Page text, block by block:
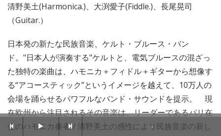
清野美土(Harmonica.)、大渕愛子(Fiddle.)、長尾晃司
（Guitar.）
日本発の新たな民族音楽、ケルト・ブルース・バン
ド。"日本人が演奏する"ケルトと、電気ブルースの混ざっ
た独特の楽曲は、ハモニカ＋フィドル＋ギターから想像す
る“アコースティック”というイメージを越えて、10万人の
会場を踊らせるパワフルなバンド・サウンドを提示。 現
在欧州から注目されるその音楽は、リーダーであるパリ在
住のハモニカ奏者 / 清野美土の感性により民族音楽の新し
--